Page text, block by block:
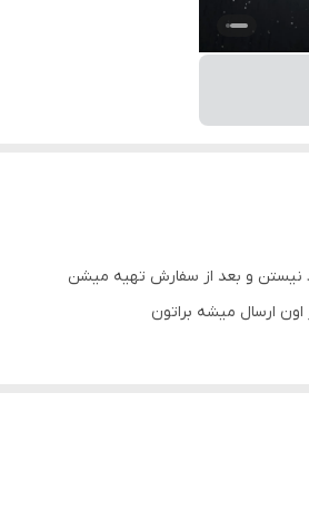
و بعد از سفارش تهیه میشن